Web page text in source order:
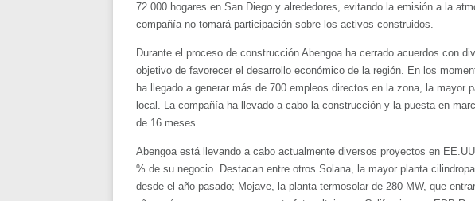
72.000 hogares en San Diego y alrededores, evitando la emisión a la
compañía no tomará participación sobre los activos construidos.
Durante el proceso de construcción Abengoa ha cerrado acuerdos con
objetivo de favorecer el desarrollo económico de la región. En los
ha llegado a generar más de 700 empleos directos en la zona, la mayor
local. La compañía ha llevado a cabo la construcción y la puesta en
de 16 meses.
Abengoa está llevando a cabo actualmente diversos proyectos en
% de su negocio. Destacan entre otros Solana, la mayor planta
desde el año pasado; Mojave, la planta termosolar de 280 MW, que